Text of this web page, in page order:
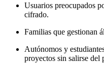
Usuarios preocupados
cifrado.
Familias que gestionan
Autónomos y
proyectos sin salirse del